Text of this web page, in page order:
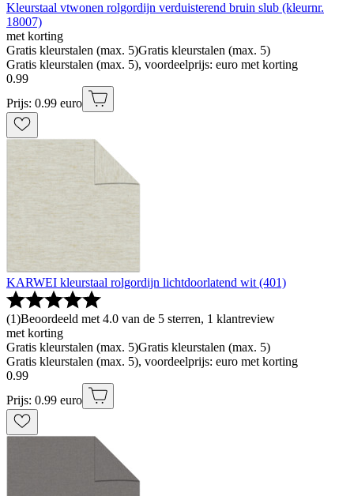
Kleurstaal vtwonen rolgordijn verduisterend bruin slub (kleurnr.
18007)
met korting
Gratis kleurstalen (max. 5)Gratis kleurstalen (max. 5)
Gratis kleurstalen (max. 5), voordeelprijs: euro met korting
0.99
Prijs: 0.99 euro
KARWEI kleurstaal rolgordijn lichtdoorlatend wit (401)
(1)Beoordeeld met 4.0 van de 5 sterren, 1 klantreview
met korting
Gratis kleurstalen (max. 5)Gratis kleurstalen (max. 5)
Gratis kleurstalen (max. 5), voordeelprijs: euro met korting
0.99
Prijs: 0.99 euro